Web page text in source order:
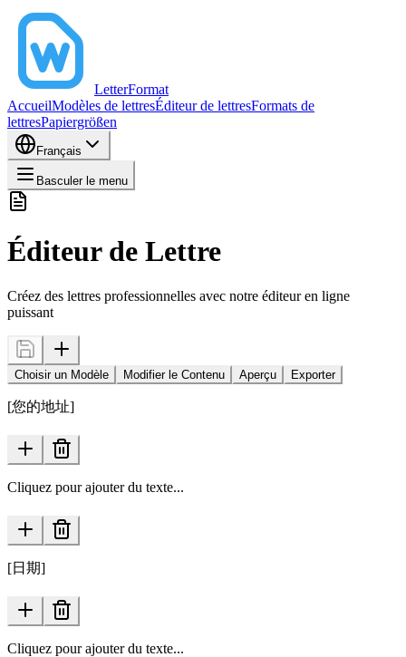
LetterFormat
AccueilModèles de lettresÉditeur de lettresFormats de
lettresPapiergrößen
Français
Basculer le menu
Éditeur de Lettre
Créez des lettres professionnelles avec notre éditeur en ligne
puissant
Choisir un Modèle Modifier le Contenu Aperçu Exporter
[您的地址]
Cliquez pour ajouter du texte...
[日期]
Cliquez pour ajouter du texte...